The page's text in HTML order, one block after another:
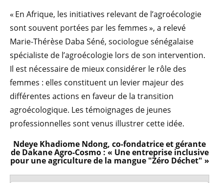
« En Afrique, les initiatives relevant de l’agroécologie
sont souvent portées par les femmes », a relevé
Marie-Thérèse Daba Séné, sociologue sénégalaise
spécialiste de l’agroécologie lors de son intervention.
Il est nécessaire de mieux considérer le rôle des
femmes : elles constituent un levier majeur des
différentes actions en faveur de la transition
agroécologique. Les témoignages de jeunes
professionnelles sont venus illustrer cette idée.
Ndeye Khadiome Ndong, co-fondatrice et gérante
de Dakane Agro-Cosmo : « Une entreprise inclusive
pour une agriculture de la mangue "Zéro Déchet" »